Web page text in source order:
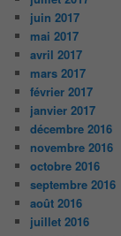
juin 2017
mai 2017
avril 2017
mars 2017
février 2017
janvier 2017
décembre 2016
novembre 2016
octobre 2016
septembre 2016
août 2016
juillet 2016